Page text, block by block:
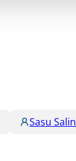
Sasu Salin